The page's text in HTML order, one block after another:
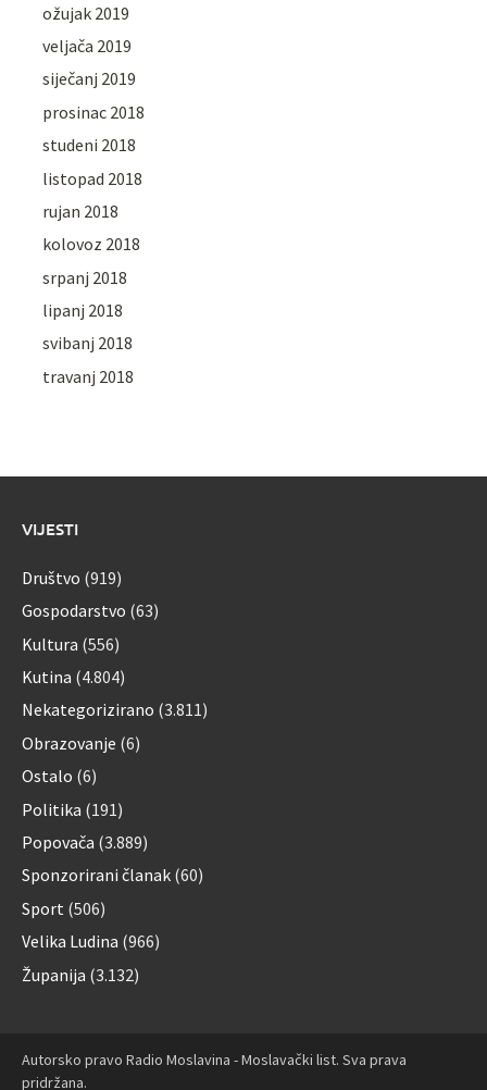
ožujak 2019
veljača 2019
siječanj 2019
prosinac 2018
studeni 2018
listopad 2018
rujan 2018
kolovoz 2018
srpanj 2018
lipanj 2018
svibanj 2018
travanj 2018
VIJESTI
Društvo (919)
Gospodarstvo (63)
Kultura (556)
Kutina (4.804)
Nekategorizirano (3.811)
Obrazovanje (6)
Ostalo (6)
Politika (191)
Popovača (3.889)
Sponzorirani članak (60)
Sport (506)
Velika Ludina (966)
Županija (3.132)
Autorsko pravo Radio Moslavina - Moslavački list. Sva prava
pridržana.